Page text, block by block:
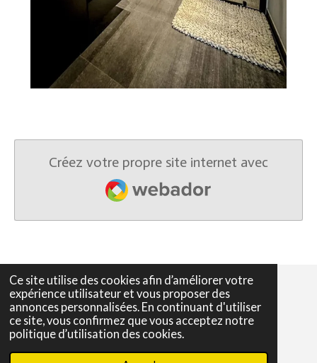
Ce site utilise des cookies afin d’améliorer votre
expérience utilisateur et vous proposer des
annonces personnalisées. En continuant d'utiliser
ce site, vous confirmez que vous acceptez notre
politique d’utilisation des cookies.
Créez votre propre site internet avec
Webador
F
a
c
e
I
n
s
t
nid © 2023 - 2025 Bouge en Belgique ou Ailleurs
Propulsé parWebador